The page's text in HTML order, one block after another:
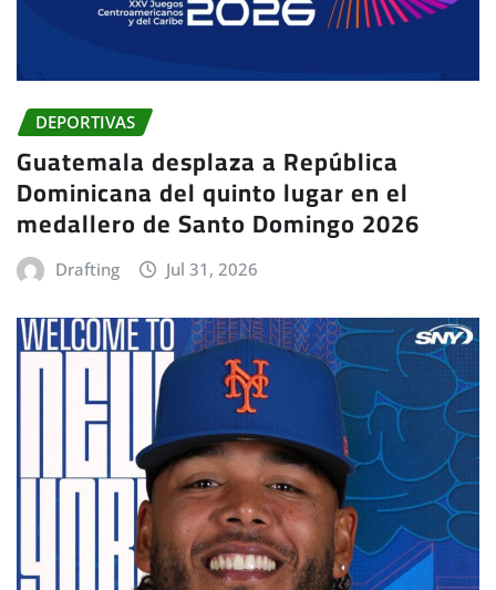
DEPORTIVAS
Guatemala desplaza a República
Dominicana del quinto lugar en el
medallero de Santo Domingo 2026
Drafting Jul 31, 2026